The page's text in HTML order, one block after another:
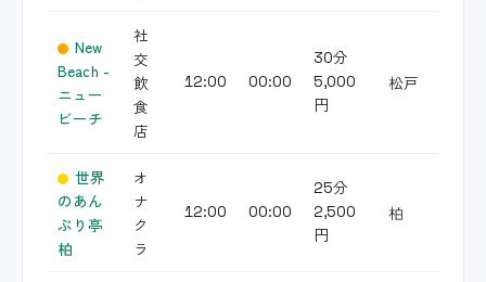
New
Beach -
ニュー
ビーチ
社
交
飲
食
店
12:00 00:00
30分
5,000
円
松戸
世界
のあん
ぷり亭
柏
オ
ナ
ク
ラ
12:00 00:00
25分
2,500
円
柏